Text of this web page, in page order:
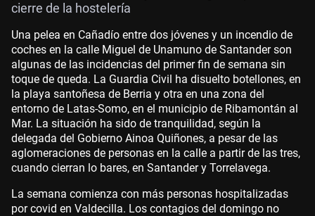
cierre de la hostelería
Una pelea en Cañadío entre dos jóvenes y un incendio de
coches en la calle Miguel de Unamuno de Santander son
algunas de las incidencias del primer fin de semana sin
toque de queda. La Guardia Civil ha disuelto botellones, en
la playa santoñesa de Berria y otra en una zona del
entorno de Latas-Somo, en el municipio de Ribamontán al
Mar. La situación ha sido de tranquilidad, según la
delegada del Gobierno Ainoa Quiñones, a pesar de las
aglomeraciones de personas en la calle a partir de las tres,
cuando cierran lo bares, en Santander y Torrelavega.
La semana comienza con más personas hospitalizadas
por covid en Valdecilla. Los contagios del domingo no